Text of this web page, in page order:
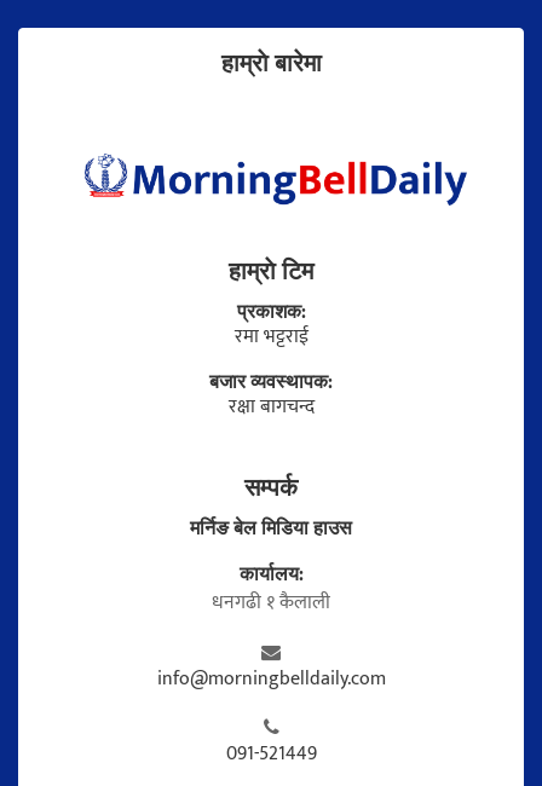
हाम्राे बारेमा
हाम्राे टिम
प्रकाशक:
रमा भट्टराई
बजार व्यवस्थापक:
रक्षा बागचन्द
सम्पर्क
मर्निङ बेल मिडिया हाउस
कार्यालय:
धनगढी १ कैलाली
info@morningbelldaily.com
091-521449